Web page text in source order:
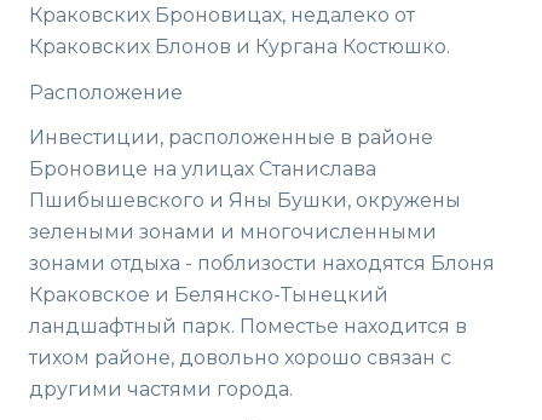
Краковских Броновицах, недалеко от
Краковских Блонов и Кургана Костюшко.
Расположение
Инвестиции, расположенные в районе
Броновице на улицах Станислава
Пшибышевского и Яны Бушки, окружены
зелеными зонами и многочисленными
зонами отдыха - поблизости находятся Блоня
Краковское и Белянско-Тынецкий
ландшафтный парк. Поместье находится в
тихом районе, довольно хорошо связан с
другими частями города.